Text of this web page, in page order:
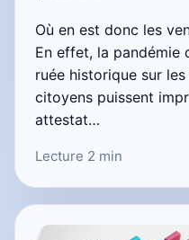
Où en est donc les
En effet, la pandémie
ruée historique sur
citoyens puissent
attestat…
Lecture 2 min